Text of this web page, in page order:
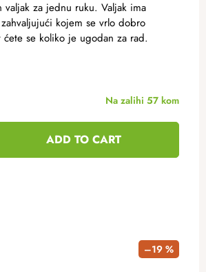
Na zalihi 57 kom
ADD TO CART
valjak za jednu ruku. Valjak ima
kojem se vrlo dobro
se koliko je ugodan za rad.
–19 %